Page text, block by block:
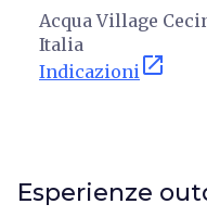
Acqua Village
Italia
Indicazioni open_in_new
Esperienze